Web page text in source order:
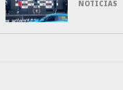
NOTICIAS